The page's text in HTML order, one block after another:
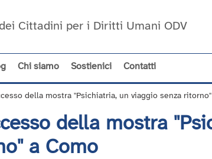
Cittadini per i Diritti Umani ODV
Chi siamo Sostienici Contatti
della mostra "Psichiatria, un viaggio senza
della mostra
a Como